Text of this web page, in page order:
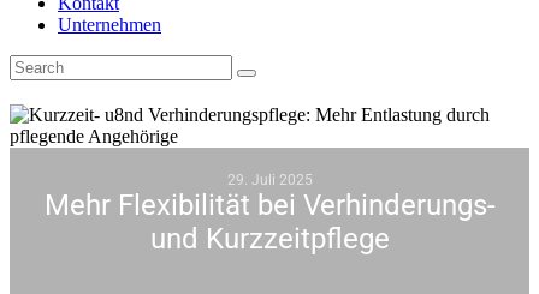
Unternehmen
29. Juli 2025
Mehr Flexibilität bei Verhinderungs-
und Kurzzeitpflege